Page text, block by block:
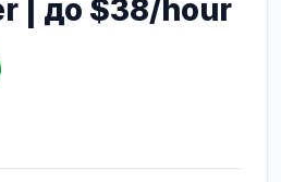
| до $38/hour